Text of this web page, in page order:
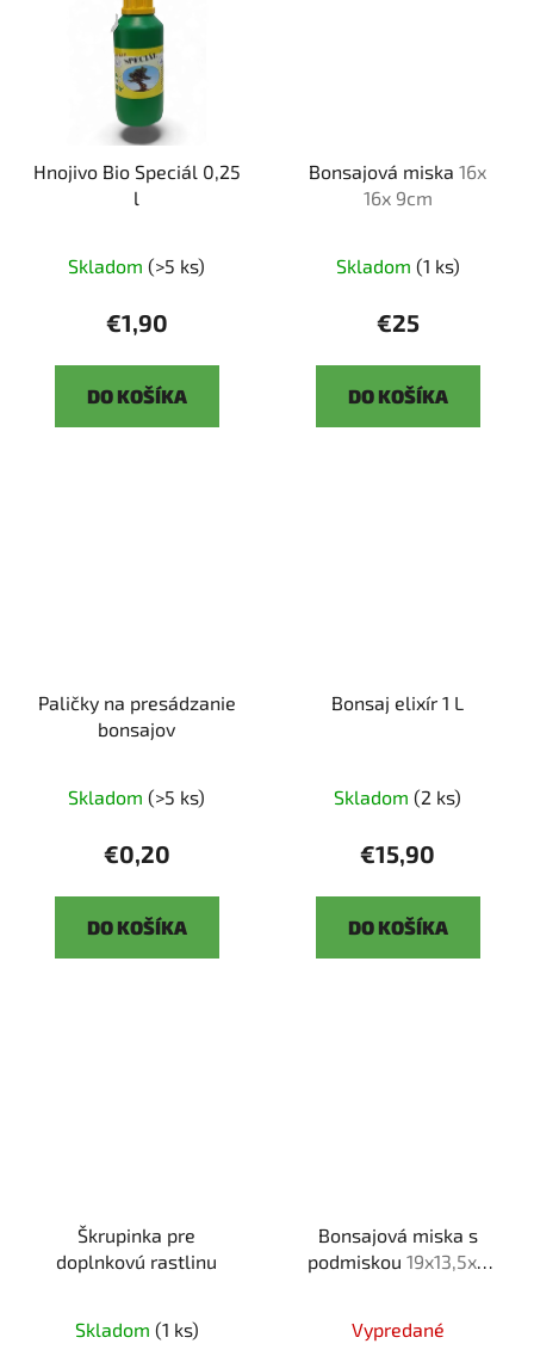
Hnojivo Bio Speciál 0,25
l
Skladom (>5 ks)
€1,90
DO KOŠÍKA
Bonsajová miska 16x
16x 9cm
Skladom (1 ks)
€25
DO KOŠÍKA
Paličky na presádzanie
bonsajov
Skladom (>5 ks)
€0,20
DO KOŠÍKA
Bonsaj elixír 1 L
Skladom (2 ks)
€15,90
DO KOŠÍKA
Škrupinka pre
doplnkovú rastlinu
Skladom (1 ks)
Bonsajová miska s
podmiskou 19x13,5x6
Vypredané